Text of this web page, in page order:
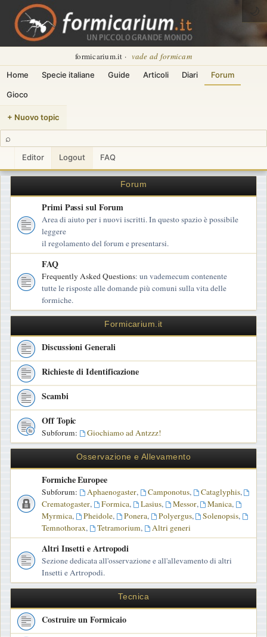
formicarium.it · vade ad formicam
Home Specie italiane Guide Articoli Diari Forum
Gioco
+ Nuovo topic
⌕
Editor Logout FAQ
🌙
Forum
Primi Passi sul Forum
Area di aiuto per i nuovi iscritti. In questo spazio è possibile
leggere
il regolamento del forum e presentarsi.
FAQ
Frequently Asked Questions: un vademecum contenente
tutte le risposte alle domande più comuni sulla vita delle
formiche.
Formicarium.it
Discussioni Generali
Richieste di Identificazione
Scambi
Off Topic
Subforum: Giochiamo ad Antzzz!
Osservazione e Allevamento
Formiche Europee
Subforum: Aphaenogaster, Camponotus, Cataglyphis,
Crematogaster, Formica, Lasius, Messor, Manica,
Myrmica, Pheidole, Ponera, Polyergus, Solenopsis,
Temnothorax, Tetramorium, Altri generi
Altri Insetti e Artropodi
Sezione dedicata all'osservazione e all'allevamento di altri
Insetti e Artropodi.
Tecnica
Costruire un Formicaio